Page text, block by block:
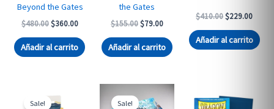
Beyond the Gates
$480.00 Original
was:
$480.00.
$360.00Current
is:
$360.00.
Añadir al carrito
the Gates
$155.00 Original
was:
$155.00.
$79.00Current
is:
$79.00.
Añadir al carrito
$410.00 Original
was:
$410.00.
$229.00
is:
Añadir al carrito
Sale! Sale!